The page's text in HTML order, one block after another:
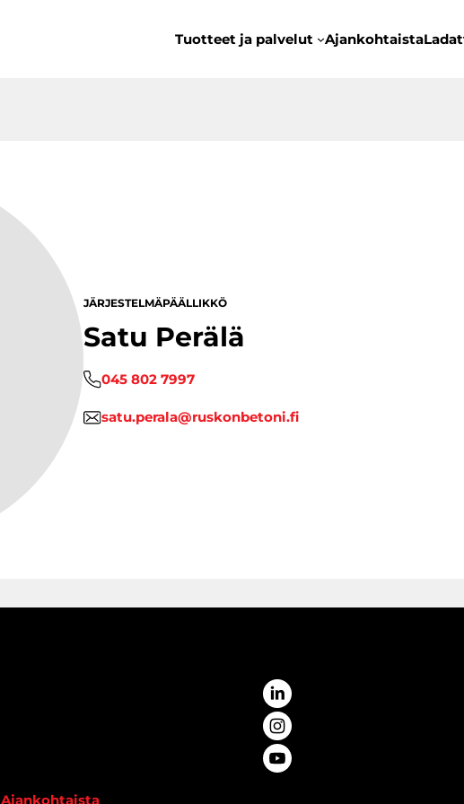
Tuotteet ja palvelut
Ajankohtaista
JÄRJESTELMÄPÄÄLLIKKÖ
Satu Perälä
045 802 7997
satu.perala@ruskonbetoni.fi
Ajankohtaista